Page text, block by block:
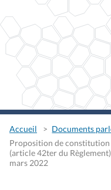
Accueil
Documents
Proposition de constitution
(article 42ter du
mars 2022